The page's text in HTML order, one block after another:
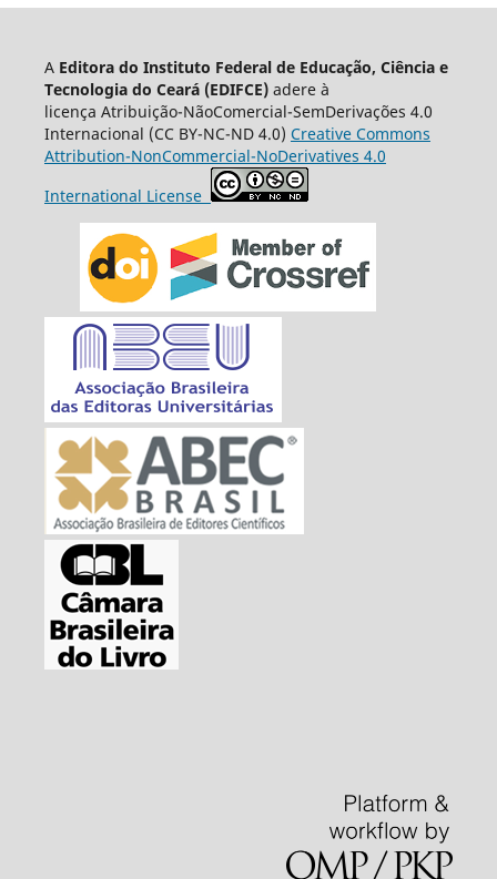
A Editora do Instituto Federal de Educação, Ciência e
Tecnologia do Ceará (EDIFCE)adere à
licença Atribuição-NãoComercial-SemDerivações 4.0
Internacional (CC BY-NC-ND 4.0) Creative Commons
Attribution-NonCommercial-NoDerivatives 4.0
International License